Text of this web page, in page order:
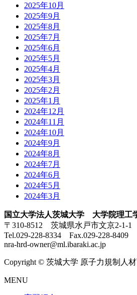
2025年10月
2025年9月
2025年8月
2025年7月
2025年6月
2025年5月
2025年4月
2025年3月
2025年2月
2025年1月
2024年12月
2024年11月
2024年10月
2024年9月
2024年8月
2024年7月
2024年6月
2024年5月
2024年3月
国立大学法人茨城大学 大学院理工
〒310-8512 茨城県水戸市文京2-1-1
Tel.029-228-8334 Fax.029-228-8409
nra-hrd-owner@ml.ibaraki.ac.jp
Copyright © 茨城大学 原子力規制人
MENU